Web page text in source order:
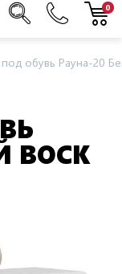
0
обувь Рауна-20
ВОСК